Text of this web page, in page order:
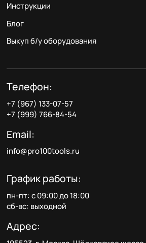
Инструкции
Блог
Выкуп б/у оборудования
Телефон:
+7 (967) 133-07-57
+7 (999) 766-84-54
Email:
info@pro100tools.ru
График работы:
пн-пт: с 09:00 до 18:00
сб-вс: выходной
Адрес: